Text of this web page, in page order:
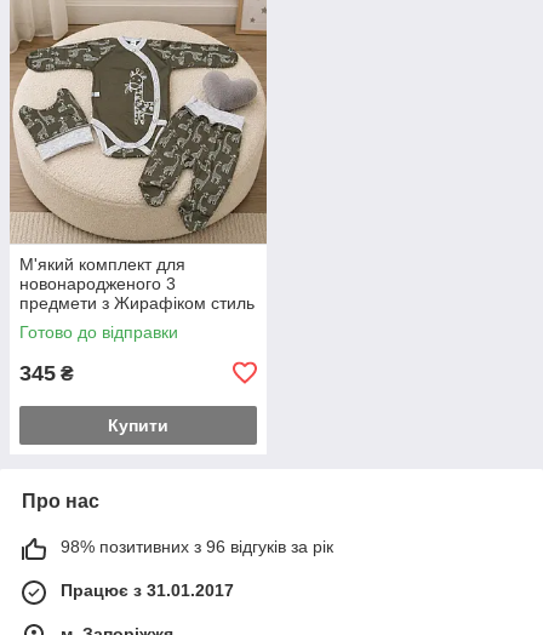
М'який комплект для
новонародженого 3
предмети з Жирафіком стиль
із перших днів 56-й розмір
Готово до відправки
345 ₴
Купити
Про нас
98% позитивних з 96 відгуків за рік
Працює з 31.01.2017